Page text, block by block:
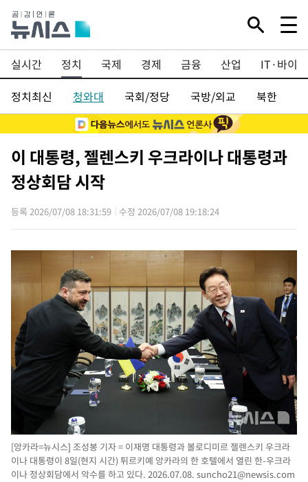
실시간 정치 국제 경제 금융 산업
IT·바이오
정치최신
청와대 국회/정당 국방/외교 북한
이 대통령, 젤렌스키 우크라이나 대통령과
정상회담 시작
등록 2026/07/08 18:31:59 수정 2026/07/08 19:18:24
[앙카라=뉴시스] 조성봉 기자 = 이재명 대통령과 볼로디미르 젤렌스키 우크라
이나 대통령이 8일(현지 시간) 튀르키예 앙카라의 한 호텔에서 열린 한-우크라
이나 정상회담에서 악수를 하고 있다. 2026.07.08. suncho21@newsis.com